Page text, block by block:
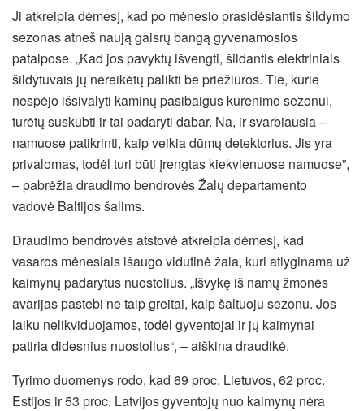
Ji atkreipia dėmesį, kad po mėnesio prasidėsiantis šildymo
sezonas atneš naują gaisrų bangą gyvenamosios
patalpose. „Kad jos pavyktų išvengti, šildantis elektriniais
šildytuvais jų nereikėtų palikti be priežiūros. Tie, kurie
nespėjo išsivalyti kaminų pasibaigus kūrenimo sezonui,
turėtų suskubti ir tai padaryti dabar. Na, ir svarbiausia –
namuose patikrinti, kaip veikia dūmų detektorius. Jis yra
privalomas, todėl turi būti įrengtas kiekvienuose namuose”,
– pabrėžia draudimo bendrovės Žalų departamento
vadovė Baltijos šalims.
Draudimo bendrovės atstovė atkreipia dėmesį, kad
vasaros mėnesiais išaugo vidutinė žala, kuri atlyginama už
kaimynų padarytus nuostolius. „Išvykę iš namų žmonės
avarijas pastebi ne taip greitai, kaip šaltuoju sezonu. Jos
laiku nelikviduojamos, todėl gyventojai ir jų kaimynai
patiria didesnius nuostolius“, – aiškina draudikė.
Tyrimo duomenys rodo, kad 69 proc. Lietuvos, 62 proc.
Estijos ir 53 proc. Latvijos gyventojų nuo kaimynų nėra